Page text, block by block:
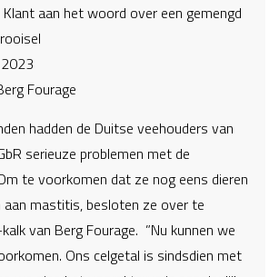
het woord over een gemengd
Fourage
hadden de Duitse veehouders van
serieuze problemen met de
te voorkomen dat ze nog eens dieren
aan mastitis, besloten ze over te
van Berg Fourage. ”Nu kunnen we
Ons celgetal is sindsdien met